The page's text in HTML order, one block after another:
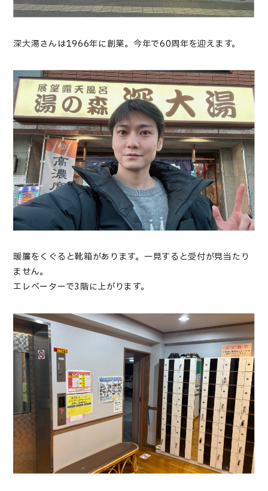
深大湯さんは1966年に創業。今年で60周年を迎えます。
暖簾をくぐると靴箱があります。一見すると受付が見当たり
ません。
エレベーターで3階に上がります。